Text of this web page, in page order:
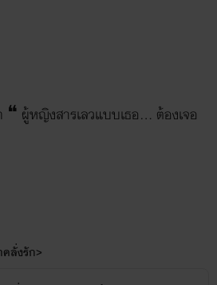
❝ ผู้หญิงสารเลวแบบเธอ... ต้องเจอ
ลั่งรัก>